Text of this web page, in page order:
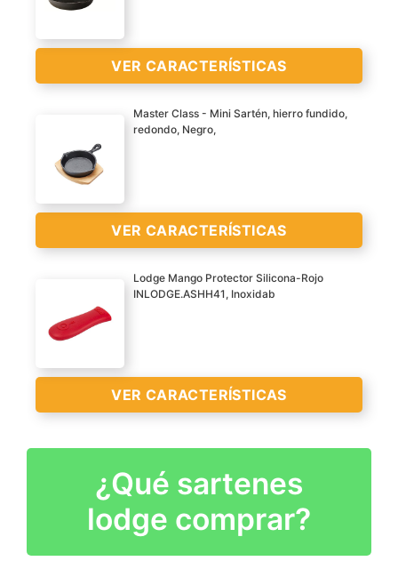
27 cm de diámetro.
Lista para su uso.
VER
CARACTERÍSTICAS
VER CARACTERÍSTICAS
El resultado de mentes
creativas y de
productos extraordinarios
VER
CARACTERÍSTICAS
>
Master Class - Mini Sartén, hierro fundido,
redondo, Negro,
VER CARACTERÍSTICAS
Produzido em ferro
fundido.
CARACTERÍSTICAS
Lodge Mango Protector Silicona-Rojo
INLODGE.ASHH41, Inoxidab
VER CARACTERÍSTICAS
El resultado de mentes
creativas y de
pensamiento funcional:
¿Qué sartenes
lodge comprar?